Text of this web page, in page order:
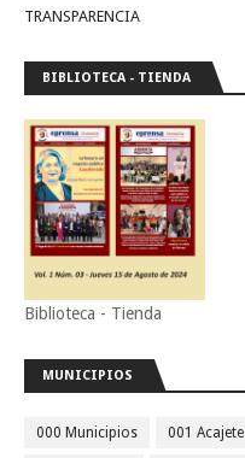
TRANSPARENCIA
BIBLIOTECA - TIENDA
Biblioteca - Tienda
MUNICIPIOS
000 Municipios 001 Acajete